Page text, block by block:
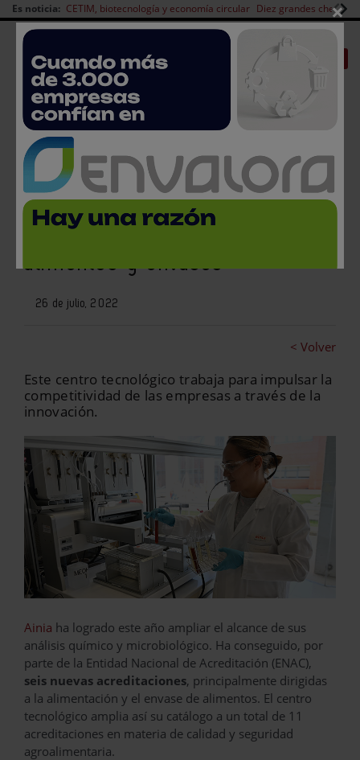
Es noticia: CETIM, biotecnología y economía circular Diez grandes chefs
Redes Sociales
Es noticia
| CANAL EMPLEO Login empresas Registro
Ainia obtiene seis nuevas
acreditaciones para análisis de
alimentos y envases
26 de julio, 2022
< Volver
Este centro tecnológico trabaja para impulsar la
competitividad de las empresas a través de la
innovación.
Ainia ha logrado este año ampliar el alcance de sus
análisis químico y microbiológico. Ha conseguido, por
parte de la Entidad Nacional de Acreditación (ENAC),
seis nuevas acreditaciones, principalmente dirigidas
a la alimentación y el envase de alimentos. El centro
tecnológico amplia así su catálogo a un total de 11
acreditaciones en materia de calidad y seguridad
agroalimentaria.
×